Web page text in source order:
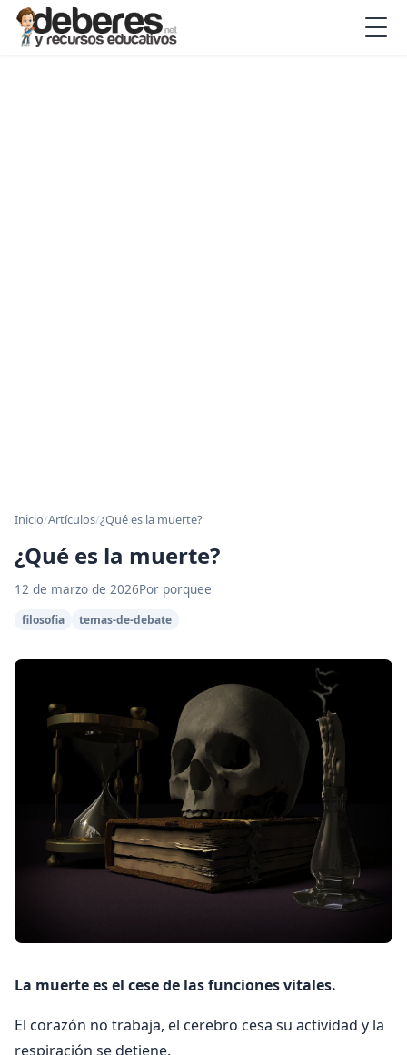
Inicio/Artículos/¿Qué es la muerte?
¿Qué es la muerte?
12 de marzo de 2026Por porquee
filosofia temas-de-debate
La muerte es el cese de las funciones vitales.
El corazón no trabaja, el cerebro cesa su actividad y la
respiración se detiene.